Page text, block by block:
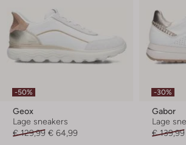
-50%
Geox
Lage sneakers
€ 129,99 € 64,99
-30%
Gabor
Lage
€ 139,99